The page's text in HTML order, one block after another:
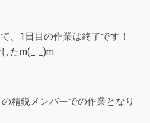
、1日目の作業は終了です！
たm(_ _)m
精鋭メンバーでの作業となり